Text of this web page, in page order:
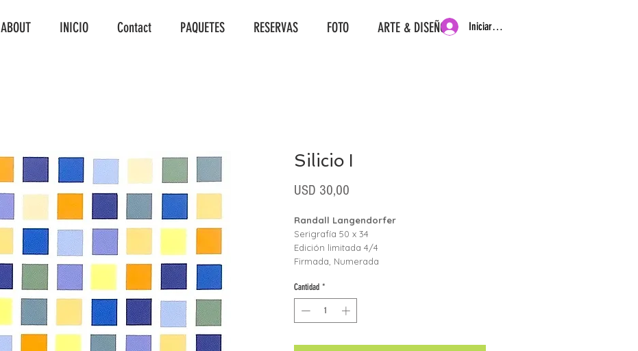
ABOUT INICIO Contact PAQUETES RESERVAS FOTO ARTE & DISEÑO Iniciar sesión
Silicio I
USD 30,00
Randall Langendorfer
Serigrafía 50 x 34
Edición limitada 4/4
Firmada, Numerada
Cantidad *